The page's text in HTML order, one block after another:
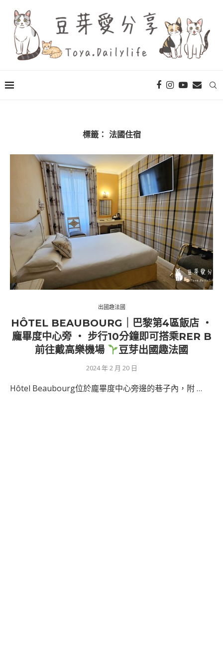
標籤： 法國住宿
出國趣法國
HÔTEL BEAUBOURG｜巴黎第4區飯店 ‧
龐畢度中心旁 ‧ 步行10分鐘即可搭乘RER B
前往戴高樂機場
豆芽出國趣法國
2024 年 2 月 20 日
Hôtel Beaubourg位於龐畢度中心旁邊的巷子內，附 …